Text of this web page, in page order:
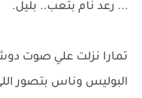
... رعد نام بتعب.. بليل.
تمارا نزلت علي صوت
البوليس وناس بتصور